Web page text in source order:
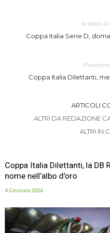
Articolo
Coppa Italia Serie D,
Coppa Italia Dilettanti,
ARTICOLI
ALTRI DA REDAZIONE
ALTRI IN
Coppa Italia Dilettanti, la DB
nome nell’albo d’oro
4 Gennaio 2026